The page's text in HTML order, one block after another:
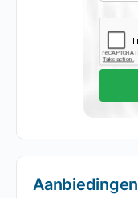
Aanbiedingen